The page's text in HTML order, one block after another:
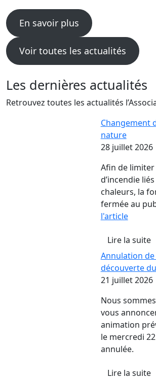
En savoir plus
Voir toutes les actualités
Les dernières actualités
Retrouvez toutes les actualités
Changement
nature
28 juillet 2026
Afin de
d’incendie
chaleurs, la
fermée au
l'article
Lire la suite
Annulation de
découverte
21 juillet 2026
Nous
vous
animation
le mercredi
annulée.
Lire la suite